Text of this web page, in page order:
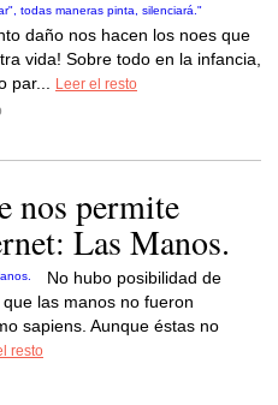
daño nos hacen los noes que
vida! Sobre todo en la infancia,
par...
Leer el resto
nos permite
Las Manos.
No hubo posibilidad de
las manos no fueron
sapiens. Aunque éstas no
resto